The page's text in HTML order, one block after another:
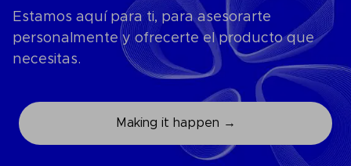
Estamos aquí para ti, para asesorarte
personalmente y ofrecerte el producto que
necesitas.
Making it happen →